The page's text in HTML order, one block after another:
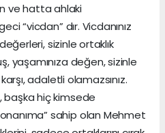
ve hatta ahlaki
“vicdan” dır. Vicdanınız
sizinle ortaklık
yaşamınıza değen, sizinle
adaletli olamazsınız.
başka hiç kimsede
sahip olan Mehmet